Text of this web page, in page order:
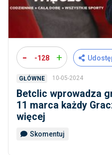
- -128 +
GŁÓWNE 10-05-2024
Betclic wprowadza
11 marca każdy
więcej
Skomentuj